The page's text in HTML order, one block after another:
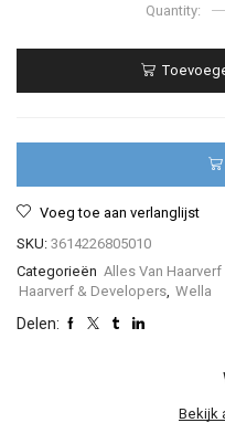
Voeg toe aan verlanglijst
SKU: 3614226805010
Categorieën Alles Van
Haarverf & Developers Wella
Delen:
Bekijk